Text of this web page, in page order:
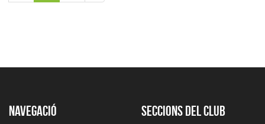
Navegació Seccions del club